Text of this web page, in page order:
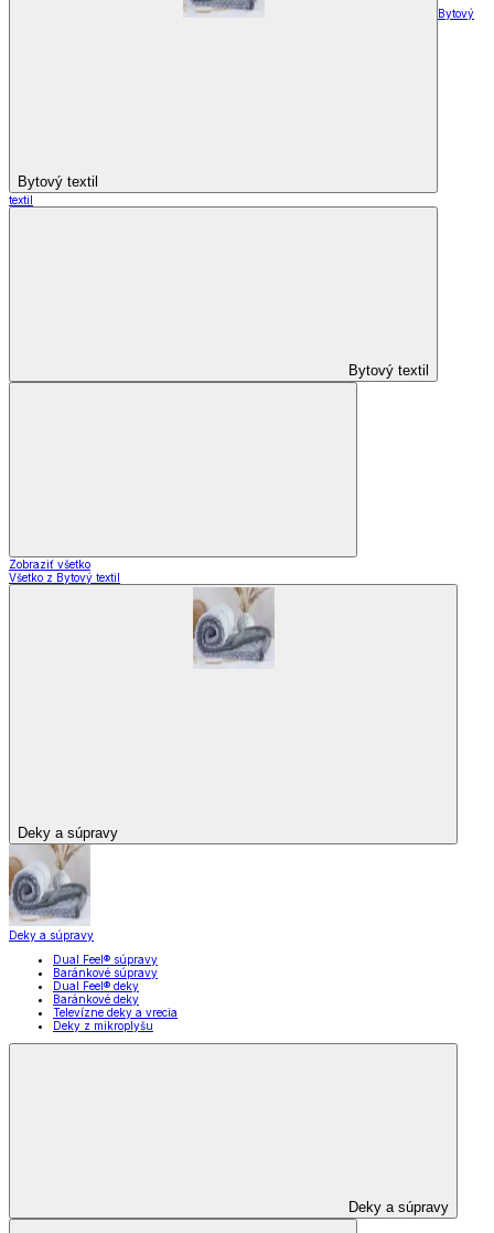
Bytový textil
Bytový
textil
Bytový textil
Zobraziť všetko
Všetko z Bytový textil
Deky a súpravy
Deky a súpravy
Dual Feel® súpravy
Baránkové súpravy
Dual Feel® deky
Baránkové deky
Televízne deky a vrecia
Deky z mikroplyšu
Deky a súpravy